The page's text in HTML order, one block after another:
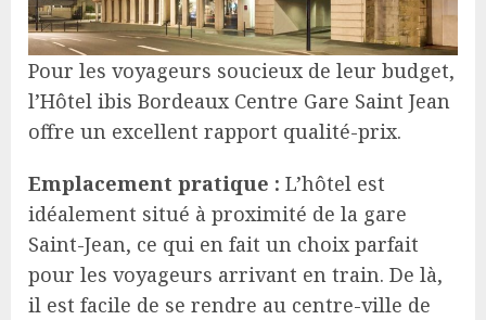
Pour les voyageurs soucieux de leur budget,
l’Hôtel ibis Bordeaux Centre Gare Saint Jean
offre un excellent rapport qualité-prix.
Emplacement pratique : L’hôtel est
idéalement situé à proximité de la gare
Saint-Jean, ce qui en fait un choix parfait
pour les voyageurs arrivant en train. De là,
il est facile de se rendre au centre-ville de